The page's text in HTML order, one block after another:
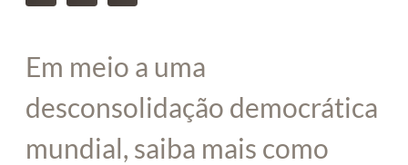
Em meio a uma
desconsolidação democrática
mundial, saiba mais como